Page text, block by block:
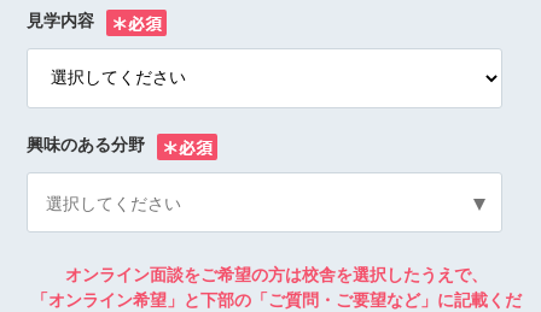
見学内容
興味のある分野
選択してください
オンライン面談をご希望の方は校舎を選択したうえで、
「オンライン希望」と下部の「ご質問・ご要望など」に記載くだ